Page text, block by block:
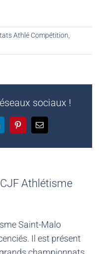
Athlé Compétition,
sociaux !
PinterestEmail
CJF Athlétisme
Saint-Malo
Il est présent